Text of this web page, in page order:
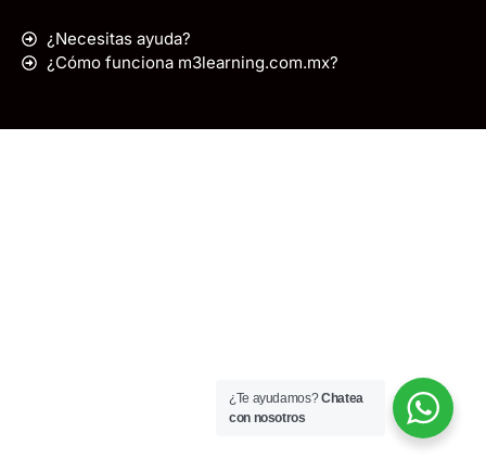
¿Necesitas ayuda?
¿Cómo funciona m3learning.com.mx?
¿Te ayudamos?Chatea
con nosotros